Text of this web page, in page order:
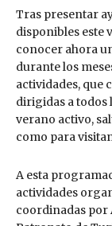
Tras presentar
disponibles este
conocer ahora
durante los
actividades, que
dirigidas a todos
verano activo,
como para
A esta
actividades
coordinadas por